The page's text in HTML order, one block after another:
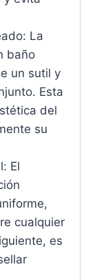
La
baño
un sutil y
Esta
del
su
El
cualquier
es